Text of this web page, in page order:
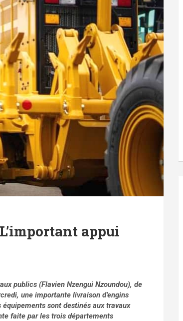
appui
publics (Flavien Nzengui Nzoundou), de
une importante livraison d’engins
sont destinés aux travaux
faite par les trois départements